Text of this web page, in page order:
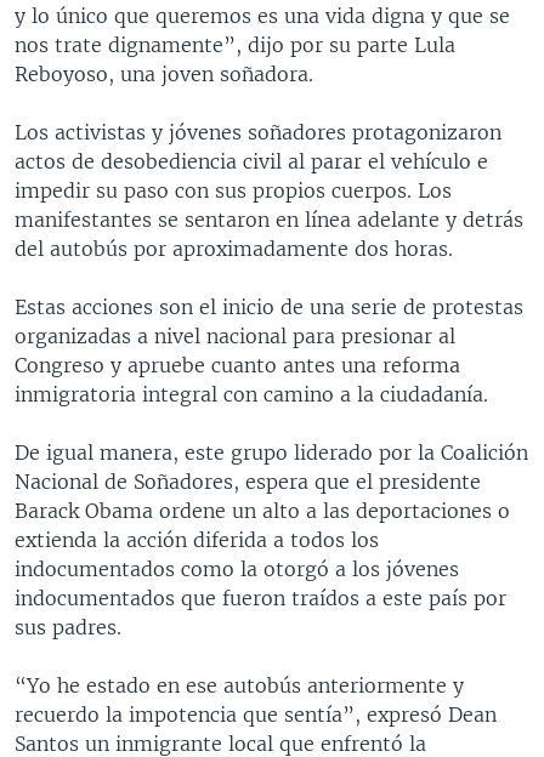
y lo único que queremos es una vida digna y que se
nos trate dignamente”, dijo por su parte Lula
Reboyoso, una joven soñadora.
Los activistas y jóvenes soñadores protagonizaron
actos de desobediencia civil al parar el vehículo e
impedir su paso con sus propios cuerpos. Los
manifestantes se sentaron en línea adelante y detrás
del autobús por aproximadamente dos horas.
Estas acciones son el inicio de una serie de protestas
organizadas a nivel nacional para presionar al
Congreso y apruebe cuanto antes una reforma
inmigratoria integral con camino a la ciudadanía.
De igual manera, este grupo liderado por la Coalición
Nacional de Soñadores, espera que el presidente
Barack Obama ordene un alto a las deportaciones o
extienda la acción diferida a todos los
indocumentados como la otorgó a los jóvenes
indocumentados que fueron traídos a este país por
sus padres.
“Yo he estado en ese autobús anteriormente y
recuerdo la impotencia que sentía”, expresó Dean
Santos un inmigrante local que enfrentó la